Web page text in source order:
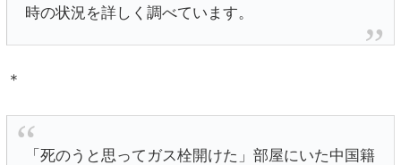
時の状況を詳しく調べています。
＊
「死のうと思ってガス栓開けた」部屋にいた中国籍